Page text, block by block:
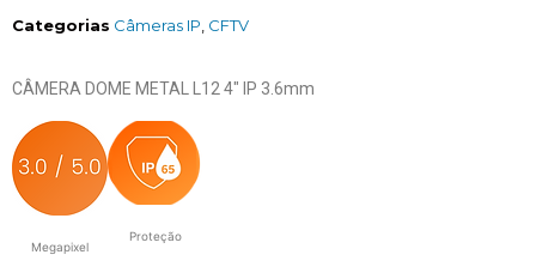
Categorias Câmeras IP CFTV
CÂMERA DOME METAL L12 4″ IP 3.6mm
Megapixel
Proteção